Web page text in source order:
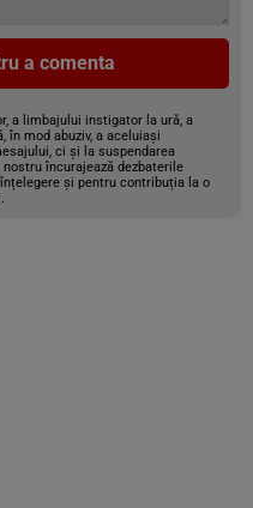
a comenta
a limbajului instigator la ură, a
mod abuziv, a aceluiași
ci și la suspendarea
încurajează dezbaterile
și pentru contribuția la o